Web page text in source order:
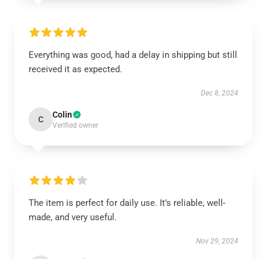
Everything was good, had a delay in shipping but still
received it as expected.
Dec 8, 2024
C Colin
Verified owner
The item is perfect for daily use. It’s reliable, well-
made, and very useful.
Nov 29, 2024